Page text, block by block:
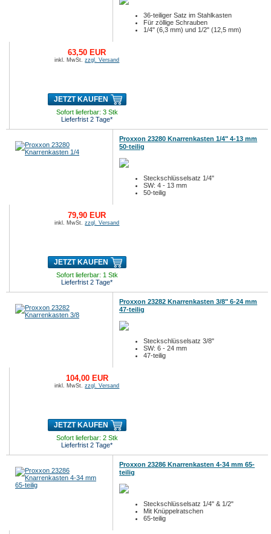
36-teiliger Satz im Stahlkasten
Für zöllige Schrauben
1/4" (6,3 mm) und 1/2" (12,5 mm)
63,50 EUR
inkl. MwSt.zzgl. Versand
JETZT KAUFEN
Sofort lieferbar: 3 Stk
Lieferfrist 2 Tage*
Proxxon 23280 Knarrenkasten 1/4" 4-13 mm
50-teilig
Steckschlüsselsatz 1/4"
SW: 4 - 13 mm
50-teilig
79,90 EUR
inkl. MwSt.zzgl. Versand
JETZT KAUFEN
Sofort lieferbar: 1 Stk
Lieferfrist 2 Tage*
Proxxon 23282 Knarrenkasten 3/8" 6-24 mm
47-teilig
Steckschlüsselsatz 3/8"
SW: 6 - 24 mm
47-teilig
104,00 EUR
inkl. MwSt.zzgl. Versand
JETZT KAUFEN
Sofort lieferbar: 2 Stk
Lieferfrist 2 Tage*
Proxxon 23286 Knarrenkasten 4-34 mm 65-
teilig
Steckschlüsselsatz 1/4" & 1/2"
Mit Knüppelratschen
65-teilig